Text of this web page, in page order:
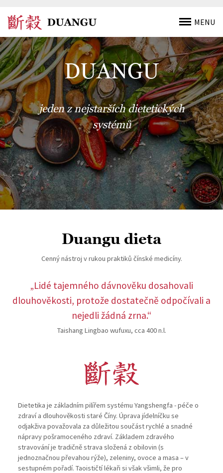
MENU
DUANGU
jeden z nejstarších dietetických
systémů
Duangu dieta
Cenný nástroj v rukou praktiků čínské medicíny.
„Lidé tajemného dávnověku dosahovali
dlouhověkosti, protože dostatečně odpočívali a
nejedli žádná zrna.“
Taishang Lingbao wufuxu, cca 400 n.l.
Dietetika je základním pilířem systému Yangshengfa - péče o
zdraví a dlouhověkosti staré Číny. Úprava jídelníčku se
odjakživa považovala za důležitou součást rychlé a snadné
nápravy pošramoceného zdraví. Základem zdravého
stravování je tradičně strava složená z obilovin (s
jednoznačnou převahou rýže), zeleniny, ovoce a masa – v
sestupném pořadí. Taoističtí lékaři si však všimli, že pro